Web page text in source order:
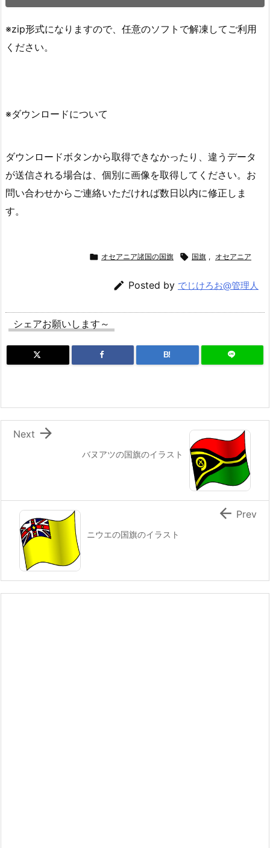
※zip形式になりますので、任意のソフトで解凍してご利用
ください。
※ダウンロードについて
ダウンロードボタンから取得できなかったり、違うデータ
が送信される場合は、個別に画像を取得してください。お
問い合わせからご連絡いただければ数日以内に修正しま
す。
 オセアニア諸国の国旗  国旗 , オセアニア
 Posted by でじけろお@管理人
シェアお願いします～
B!
バヌアツの国旗のイラスト

Next
ニウエの国旗のイラスト
 Prev